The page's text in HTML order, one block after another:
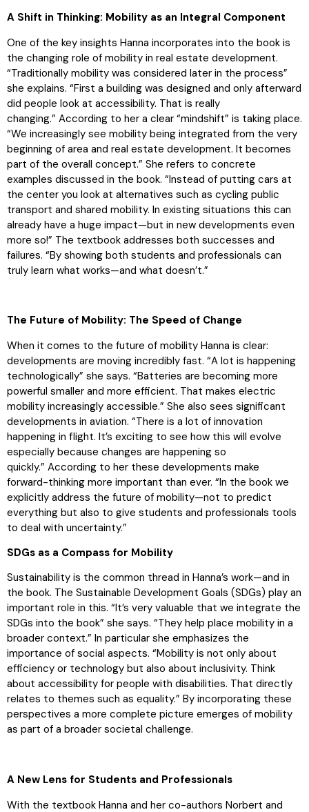
A Shift in Thinking: Mobility as an Integral Component
One of the key insights Hanna incorporates into the book is
the changing role of mobility in real estate development.
“Traditionally mobility was considered later in the process”
she explains. “First a building was designed and only afterward
did people look at accessibility. That is really
changing.” According to her a clear “mindshift” is taking place.
“We increasingly see mobility being integrated from the very
beginning of area and real estate development. It becomes
part of the overall concept.” She refers to concrete
examples discussed in the book. “Instead of putting cars at
the center you look at alternatives such as cycling public
transport and shared mobility. In existing situations this can
already have a huge impact—but in new developments even
more so!” The textbook addresses both successes and
failures. “By showing both students and professionals can
truly learn what works—and what doesn’t.”
The Future of Mobility: The Speed of Change
When it comes to the future of mobility Hanna is clear:
developments are moving incredibly fast. “A lot is happening
technologically” she says. “Batteries are becoming more
powerful smaller and more efficient. That makes electric
mobility increasingly accessible.” She also sees significant
developments in aviation. “There is a lot of innovation
happening in flight. It’s exciting to see how this will evolve
especially because changes are happening so
quickly.” According to her these developments make
forward-thinking more important than ever. “In the book we
explicitly address the future of mobility—not to predict
everything but also to give students and professionals tools
to deal with uncertainty.”
SDGs as a Compass for Mobility
Sustainability is the common thread in Hanna’s work—and in
the book. The Sustainable Development Goals (SDGs) play an
important role in this. “It’s very valuable that we integrate the
SDGs into the book” she says. “They help place mobility in a
broader context.” In particular she emphasizes the
importance of social aspects. “Mobility is not only about
efficiency or technology but also about inclusivity. Think
about accessibility for people with disabilities. That directly
relates to themes such as equality.” By incorporating these
perspectives a more complete picture emerges of mobility
as part of a broader societal challenge.
A New Lens for Students and Professionals
With the textbook Hanna and her co-authors Norbert and